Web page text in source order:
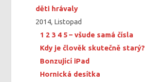
děti hrávaly
2014, Listopad
1 2 3 4 5 – všude samá čísla
Kdy je člověk skutečně starý?
Bonzující iPad
Hornická desítka